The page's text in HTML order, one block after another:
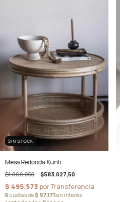
SIN STOCK
Mesa Redonda Kunti
$1.060.050 $583.027,50